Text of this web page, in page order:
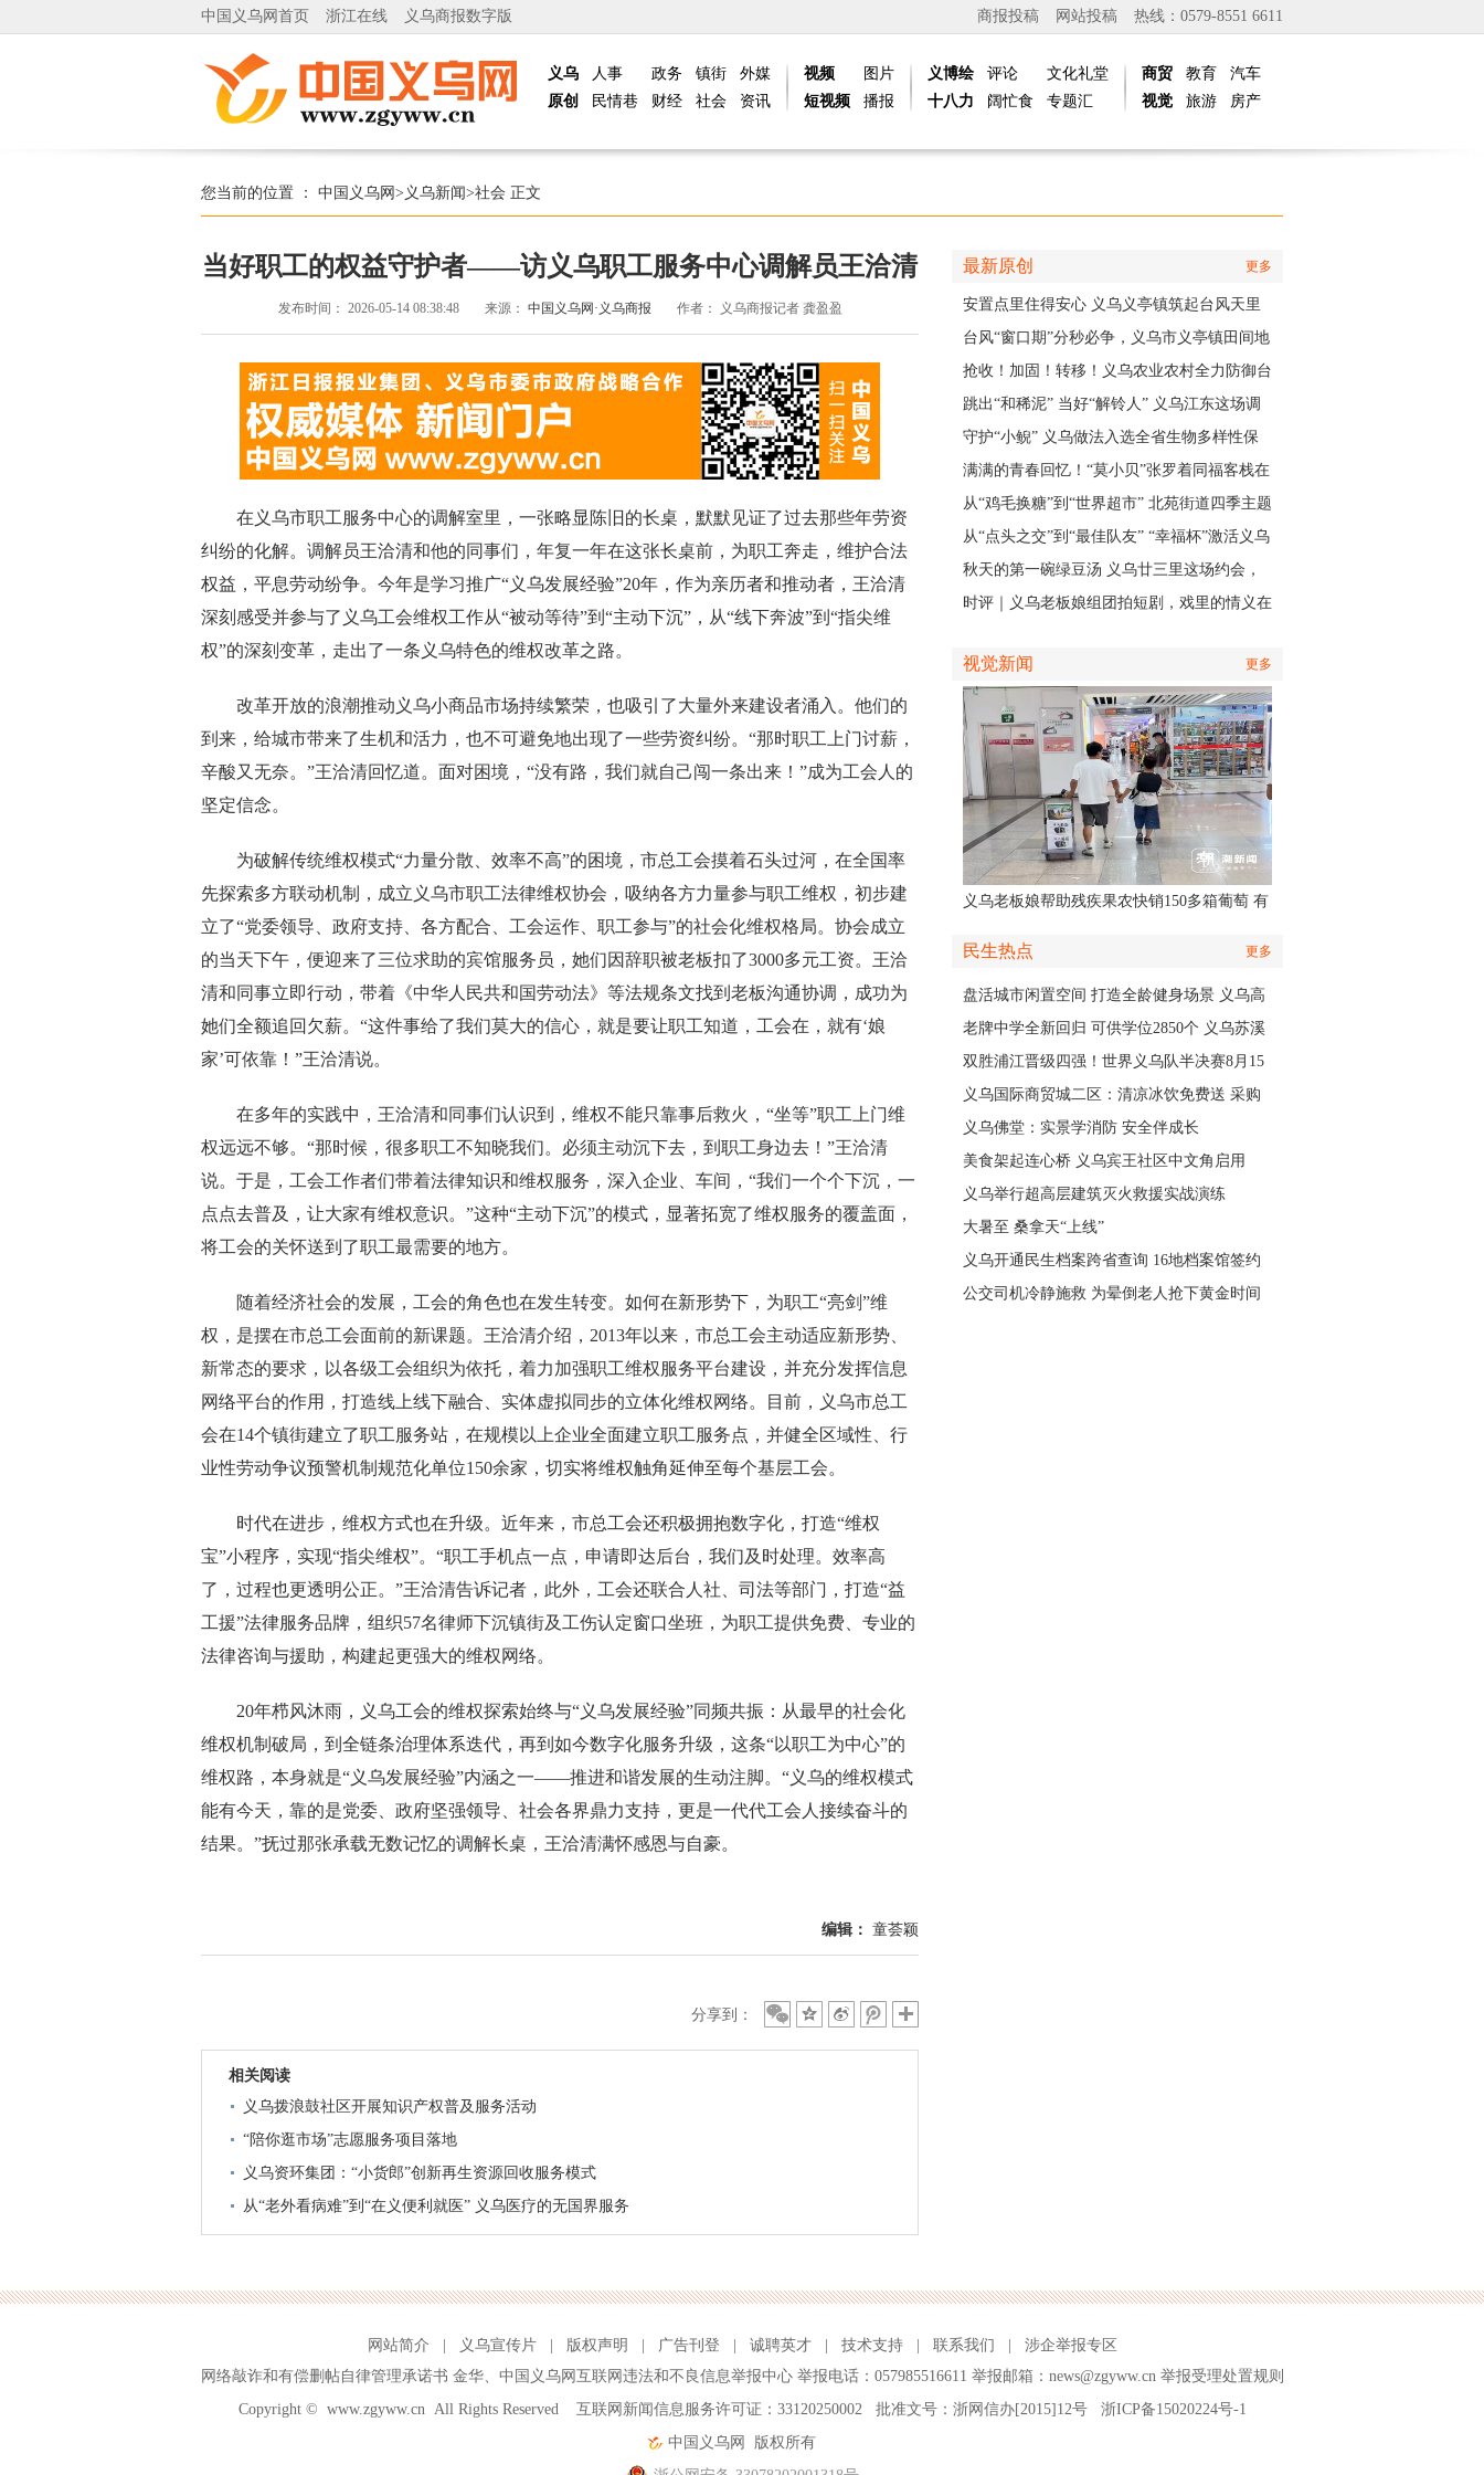
中国义乌网首页 浙江在线 义乌商报数字版 热线：0579-8551 6611
网站投稿
商报投稿
义乌
原创
人事
民情巷
政务
财经
镇街
社会
外媒
资讯
视频
短视频
图片
播报
义博绘
十八力
评论
阔忙食
文化礼堂
专题汇
商贸
视觉
教育
旅游
汽车
房产
您当前的位置 ： 中国义乌网 > 义乌新闻>社会 正文
当好职工的权益守护者——访义乌职工服务中心调解员王洽清
发布时间： 2026-05-14 08:38:48 来源： 中国义乌网·义乌商报 作者： 义乌商报记者 龚盈盈
在义乌市职工服务中心的调解室里，一张略显陈旧的长桌，默默见证了过去那些年劳资
纠纷的化解。调解员王洽清和他的同事们，年复一年在这张长桌前，为职工奔走，维护合法
权益，平息劳动纷争。今年是学习推广“义乌发展经验”20年，作为亲历者和推动者，王洽清
深刻感受并参与了义乌工会维权工作从“被动等待”到“主动下沉”，从“线下奔波”到“指尖维
权”的深刻变革，走出了一条义乌特色的维权改革之路。
改革开放的浪潮推动义乌小商品市场持续繁荣，也吸引了大量外来建设者涌入。他们的
到来，给城市带来了生机和活力，也不可避免地出现了一些劳资纠纷。“那时职工上门讨薪，
辛酸又无奈。”王洽清回忆道。面对困境，“没有路，我们就自己闯一条出来！”成为工会人的
坚定信念。
为破解传统维权模式“力量分散、效率不高”的困境，市总工会摸着石头过河，在全国率
先探索多方联动机制，成立义乌市职工法律维权协会，吸纳各方力量参与职工维权，初步建
立了“党委领导、政府支持、各方配合、工会运作、职工参与”的社会化维权格局。协会成立
的当天下午，便迎来了三位求助的宾馆服务员，她们因辞职被老板扣了3000多元工资。王洽
清和同事立即行动，带着《中华人民共和国劳动法》等法规条文找到老板沟通协调，成功为
她们全额追回欠薪。“这件事给了我们莫大的信心，就是要让职工知道，工会在，就有‘娘
家’可依靠！”王洽清说。
在多年的实践中，王洽清和同事们认识到，维权不能只靠事后救火，“坐等”职工上门维
权远远不够。“那时候，很多职工不知晓我们。必须主动沉下去，到职工身边去！”王洽清
说。于是，工会工作者们带着法律知识和维权服务，深入企业、车间，“我们一个个下沉，一
点点去普及，让大家有维权意识。”这种“主动下沉”的模式，显著拓宽了维权服务的覆盖面，
将工会的关怀送到了职工最需要的地方。
随着经济社会的发展，工会的角色也在发生转变。如何在新形势下，为职工“亮剑”维
权，是摆在市总工会面前的新课题。王洽清介绍，2013年以来，市总工会主动适应新形势、
新常态的要求，以各级工会组织为依托，着力加强职工维权服务平台建设，并充分发挥信息
网络平台的作用，打造线上线下融合、实体虚拟同步的立体化维权网络。目前，义乌市总工
会在14个镇街建立了职工服务站，在规模以上企业全面建立职工服务点，并健全区域性、行
业性劳动争议预警机制规范化单位150余家，切实将维权触角延伸至每个基层工会。
时代在进步，维权方式也在升级。近年来，市总工会还积极拥抱数字化，打造“维权
宝”小程序，实现“指尖维权”。“职工手机点一点，申请即达后台，我们及时处理。效率高
了，过程也更透明公正。”王洽清告诉记者，此外，工会还联合人社、司法等部门，打造“益
工援”法律服务品牌，组织57名律师下沉镇街及工伤认定窗口坐班，为职工提供免费、专业的
法律咨询与援助，构建起更强大的维权网络。
20年栉风沐雨，义乌工会的维权探索始终与“义乌发展经验”同频共振：从最早的社会化
维权机制破局，到全链条治理体系迭代，再到如今数字化服务升级，这条“以职工为中心”的
维权路，本身就是“义乌发展经验”内涵之一——推进和谐发展的生动注脚。“义乌的维权模式
能有今天，靠的是党委、政府坚强领导、社会各界鼎力支持，更是一代代工会人接续奋斗的
结果。”抚过那张承载无数记忆的调解长桌，王洽清满怀感恩与自豪。
编辑： 童荟颖
分享到：
相关阅读
义乌拨浪鼓社区开展知识产权普及服务活动
“陪你逛市场”志愿服务项目落地
义乌资环集团：“小货郎”创新再生资源回收服务模式
从“老外看病难”到“在义便利就医” 义乌医疗的无国界服务
最新原创 更多
安置点里住得安心 义乌义亭镇筑起台风天里
的“暖心之家”
台风“窗口期”分秒必争，义乌市义亭镇田间地
头抢收加固忙
抢收！加固！转移！义乌农业农村全力防御台
风“白海豚”
跳出“和稀泥” 当好“解铃人” 义乌江东这场调
解实训为妇联主席们赋能
守护“小鲵” 义乌做法入选全省生物多样性保
护实践成果
满满的青春回忆！“莫小贝”张罗着同福客栈在
义乌再“开张”
从“鸡毛换糖”到“世界超市” 北苑街道四季主题
展再现义乌印记
从“点头之交”到“最佳队友” “幸福杯”激活义乌
稠江邻里情
秋天的第一碗绿豆汤 义乌廿三里这场约会，
主角是快递小哥
时评｜义乌老板娘组团拍短剧，戏里的情义在
视觉新闻 更多
义乌老板娘帮助残疾果农快销150多箱葡萄 有
民生热点 更多
盘活城市闲置空间 打造全龄健身场景 义乌高
质量落地省级文体民生实事
老牌中学全新回归 可供学位2850个 义乌苏溪
中学9月投用
双胜浦江晋级四强！世界义乌队半决赛8月15
日主场开打
义乌国际商贸城二区：清凉冰饮免费送 采购
商可就近领取
义乌佛堂：实景学消防 安全伴成长
美食架起连心桥 义乌宾王社区中文角启用
义乌举行超高层建筑灭火救援实战演练
大暑至 桑拿天“上线”
义乌开通民生档案跨省查询 16地档案馆签约
合作
公交司机冷静施救 为晕倒老人抢下黄金时间
网站简介 义乌宣传片 版权声明 广告刊登 诚聘英才 技术支持 联系我们
涉企举报专区
网络敲诈和有偿删帖自律管理承诺书 金华、 中国义乌网互联网违法和不良信息举报中心举报电话：057985516611 举报邮箱：news@zgyww.cn 举报受理处置规则
Copyright © www.zgyww.cnAll Rights Reserved 互联网新闻信息服务许可证：33120250002 批准文号：浙网信办[2015]12号 浙ICP备15020224号-1
中国义乌网
版权所有